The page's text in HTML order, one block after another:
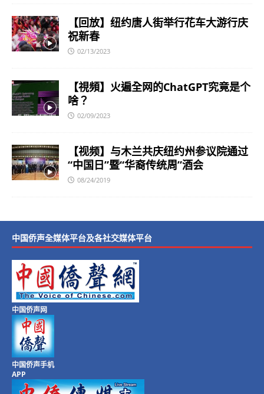
【回放】纽约唐人街举行花车大游行庆
祝新春
02/13/2023
【視頻】火遍全网的ChatGPT究竟是个
啥？
02/09/2023
【视频】与木兰共庆纽约州参议院通过
“中国日”暨“华裔传统周”酒会
08/24/2019
中国侨声全媒体平台及各社交媒体平台
中国侨声网
中国侨声手机
APP